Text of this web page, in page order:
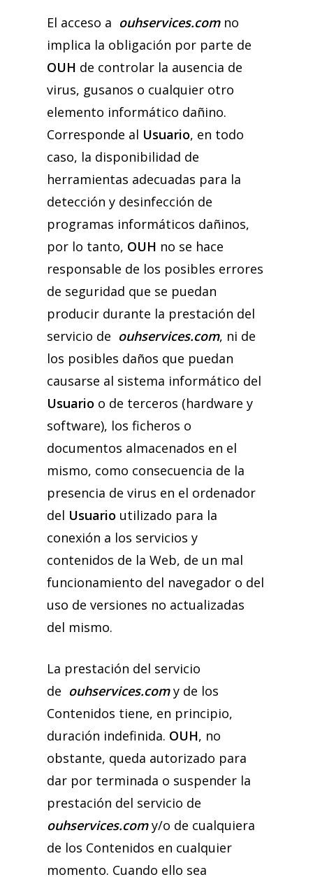
El acceso a ouhservices.comno
implica la obligación por parte de
OUH de controlar la ausencia de
virus, gusanos o cualquier otro
elemento informático dañino.
Corresponde al Usuario, en todo
caso, la disponibilidad de
herramientas adecuadas para la
detección y desinfección de
programas informáticos dañinos,
por lo tanto, OUH no se hace
responsable de los posibles errores
de seguridad que se puedan
producir durante la prestación del
servicio de ouhservices.com, ni de
los posibles daños que puedan
causarse al sistema informático del
Usuario o de terceros (hardware y
software), los ficheros o
documentos almacenados en el
mismo, como consecuencia de la
presencia de virus en el ordenador
del Usuario utilizado para la
conexión a los servicios y
contenidos de la Web, de un mal
funcionamiento del navegador o del
uso de versiones no actualizadas
del mismo.
La prestación del servicio
de ouhservices.comy de los
Contenidos tiene, en principio,
duración indefinida. OUH, no
obstante, queda autorizado para
dar por terminada o suspender la
prestación del servicio de
ouhservices.comy/o de cualquiera
de los Contenidos en cualquier
momento. Cuando ello sea